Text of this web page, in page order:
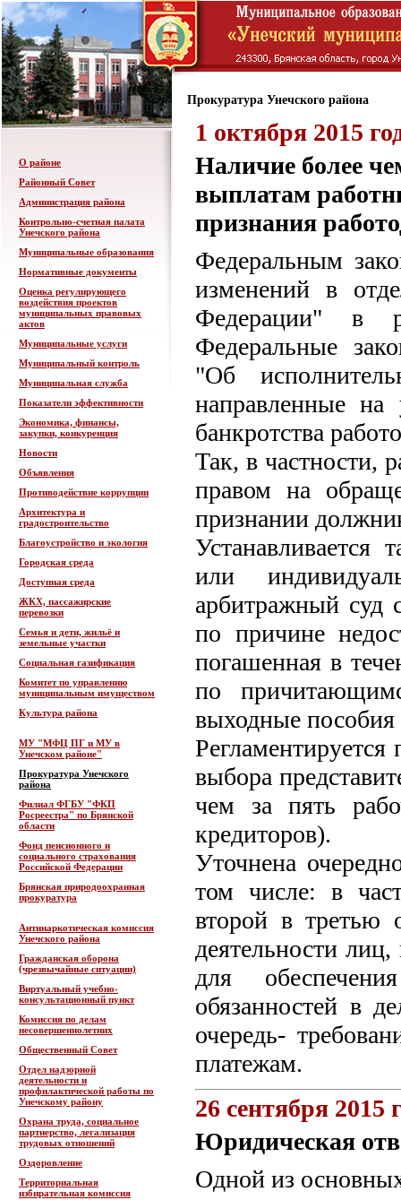
О районе
Районный Совет
Администрация района
Контрольно-счетная палата
Унечского района
Муниципальные образования
Нормативные документы
Оценка регулирующего
воздействия проектов
муниципальных правовых
актов
Муниципальные услуги
Муниципальный контроль
Муниципальная служба
Показатели эффективности
Экономика, финансы,
закупки, конкуренция
Новости
Объявления
Противодействие коррупции
Архитектура и
градостроительство
Благоустройство и экология
Городская среда
Доступная среда
ЖКХ, пассажирские
перевозки
Семья и дети, жильё и
земельные участки
Социальная газификация
Комитет по управлению
муниципальным имуществом
Культура района
МУ "МФЦ ПГ и МУ в
Унечском районе"
Прокуратура Унечского
района
Филиал ФГБУ "ФКП
Росреестра" по Брянской
области
Фонд пенсионного и
социального страхования
Российской Федерации
Брянская природоохранная
прокуратура
Антинаркотическая комиссия
Унечского района
Гражданская оборона
(чрезвычайные ситуации)
Виртуальный учебно-
консультационный пункт
Комиссия по делам
несовершеннолетних
Общественный Совет
Отдел надзорной
деятельности и
профилактической работы по
Унечскому району
Охрана труда, социальное
партнерство, легализация
трудовых отношений
Оздоровление
Территориальная
избирательная комиссия
Прокуратура Унечского района
1 октября 2015
Наличие более
выплатам
признания
Федеральным
изменений в
Федерации" в
Федеральные
"Об
направленные
банкротства
Так, в частности,
правом на
признании
Устанавливается
или
арбитражный суд
по причине
погашенная в
по
выходные
выбора
чем за пять
кредиторов).
Уточнена
том числе: в
второй в третью
деятельности
для
обязанностей в
очередь-
платежам.
26 сентября 2015
Юридическая
Одной из